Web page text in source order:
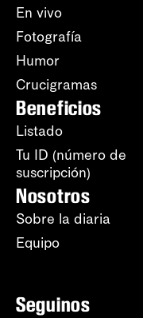
En vivo
Fotografía
Humor
Crucigramas
Beneficios
Listado
Tu ID (número de
suscripción)
Nosotros
Sobre la diaria
Equipo
Seguinos